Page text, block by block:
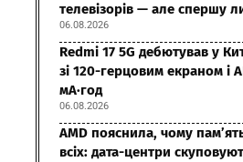
телевізорів — але спершу
06.08.2026
Redmi 17 5G дебютував у
зі 120-герцовим екраном і
мА·год
06.08.2026
AMD пояснила, чому
всіх: дата-центри